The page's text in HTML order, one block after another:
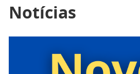
Notícias